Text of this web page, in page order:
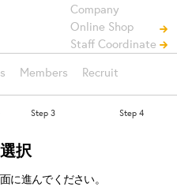
Company
Online Shop
Staff Coordinate
Members Recruit
Step 3 Step 4
択
に進んでください。